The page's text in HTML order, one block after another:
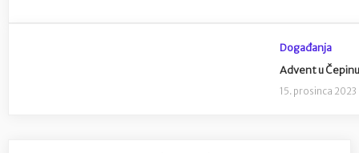
Događanja
Advent u
15. prosinca 2023